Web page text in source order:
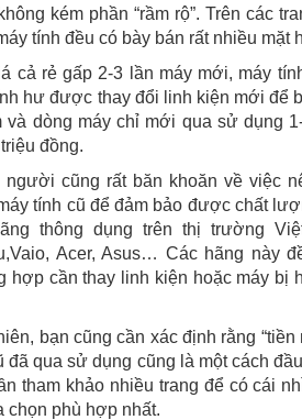
kém phần “rầm rộ”. Trên các
tính đều có bày bán rất nhiều mặt
cả rẻ gấp 2-3 lần máy mới, máy
hư được thay đổi linh kiện mới để
và dòng máy chỉ mới qua sử dụng
đồng.
người cũng rất băn khoăn về việc
tính cũ để đảm bảo được chất
thông dụng trên thị trường
Acer, Asus… Các hãng này
hợp cần thay linh kiện hoặc máy bị
bạn cũng cần xác định rằng
đã qua sử dụng cũng là một cách
tham khảo nhiều trang để có cái
chọn phù hợp nhất.